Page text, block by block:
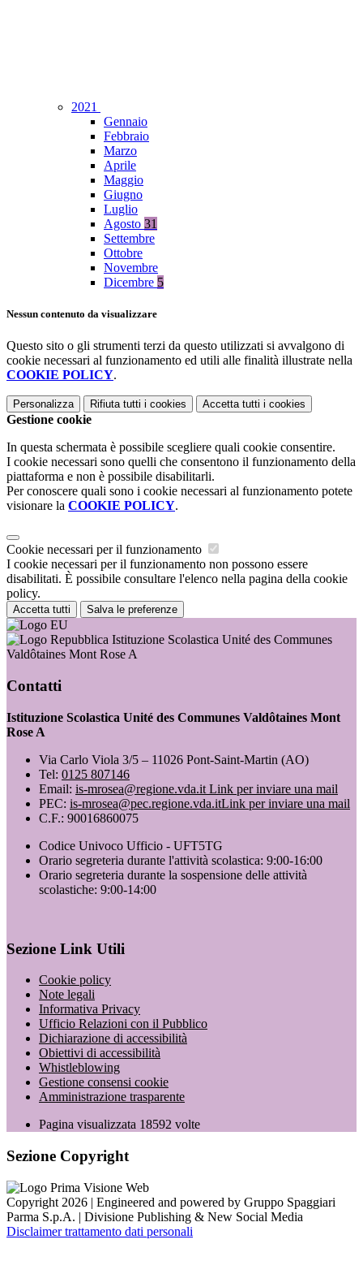
2021
Gennaio
Febbraio
Marzo
Aprile
Maggio
Giugno
Luglio
Agosto 31
Settembre
Ottobre
Novembre
Dicembre 5
Nessun contenuto da visualizzare
Questo sito o gli strumenti terzi da questo utilizzati si avvalgono di
cookie necessari al funzionamento ed utili alle finalità illustrate nella
COOKIE POLICY.
Personalizza Rifiuta tutti i cookies Accetta tutti i cookies
Gestione cookie
In questa schermata è possibile scegliere quali cookie consentire.
I cookie necessari sono quelli che consentono il funzionamento della
piattaforma e non è possibile disabilitarli.
Per conoscere quali sono i cookie necessari al funzionamento potete
visionare la COOKIE POLICY.
Cookie necessari per il funzionamento
I cookie necessari per il funzionamento non possono essere
disabilitati. È possibile consultare l'elenco nella pagina della cookie
policy.
Accetta tutti Salva le preferenze
Istituzione Scolastica Unité des Communes
Valdôtaines Mont Rose A
Contatti
Istituzione Scolastica Unité des Communes Valdôtaines Mont
Rose A
Via Carlo Viola 3/5 – 11026 Pont-Saint-Martin (AO)
Tel: 0125 807146
Email: is-mrosea@regione.vda.it Link per inviare una mail
PEC: is-mrosea@pec.regione.vda.itLink per inviare una mail
C.F.: 90016860075
Codice Univoco Ufficio - UFT5TG
Orario segreteria durante l'attività scolastica: 9:00-16:00
Orario segreteria durante la sospensione delle attività
scolastiche: 9:00-14:00
Sezione Link Utili
Cookie policy
Note legali
Informativa Privacy
Ufficio Relazioni con il Pubblico
Dichiarazione di accessibilità
Obiettivi di accessibilità
Whistleblowing
Gestione consensi cookie
Amministrazione trasparente
Pagina visualizzata 18592 volte
Sezione Copyright
Copyright 2026 | Engineered and powered by Gruppo Spaggiari
Parma S.p.A. | Divisione Publishing & New Social Media
Disclaimer trattamento dati personali